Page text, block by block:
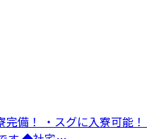
完備！ ・スグに入寮可能